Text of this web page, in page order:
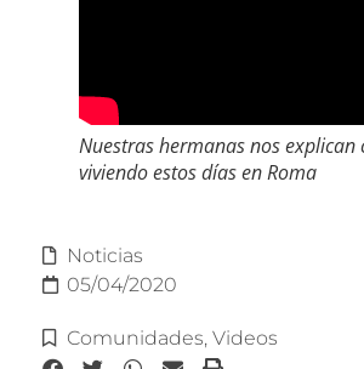
Nuestras hermanas nos explican
viviendo estos días en Roma
Noticias
05/04/2020
Comunidades, Videos